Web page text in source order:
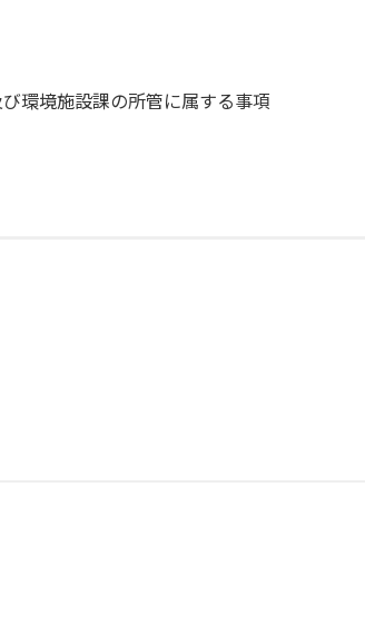
環境施設課の所管に属する事項